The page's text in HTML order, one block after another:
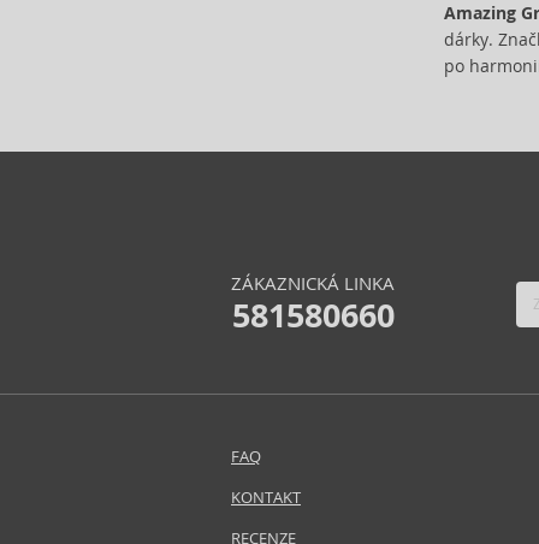
Amazing
dárky.
po
Biotherm (107)
Bobbi Brown (29)
Body Tones (3)
Bond No. 9 (84)
Bottega Veneta (22)
Bourjois (111)
ZÁKAZNICKÁ LINKA
581580660
FAQ
KONTAKT
RECENZE